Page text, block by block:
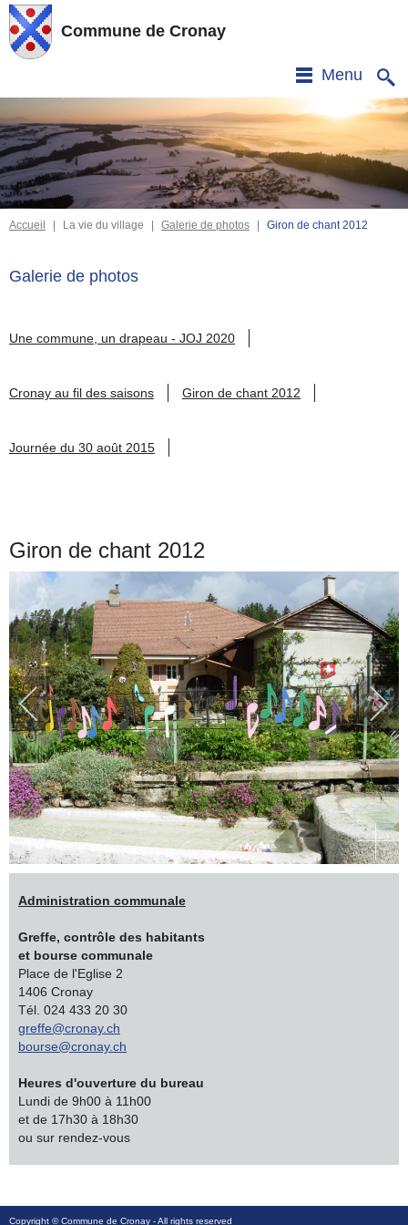
Commune de Cronay
Menu
Accueil | La vie du village | Galerie de photos | Giron de chant 2012
Galerie de photos
Une commune, un drapeau - JOJ 2020
Cronay au fil des saisons Giron de chant 2012
Journée du 30 août 2015
Giron de chant 2012
Administration communale
Greffe, contrôle des habitants
et bourse communale
Place de l'Eglise 2
1406 Cronay
Tél. 024 433 20 30
greffe@cronay.ch
bourse@cronay.ch
Heures d'ouverture du bureau
Lundi de 9h00 à 11h00
et de 17h30 à 18h30
ou sur rendez-vous
Copyright ©Commune de Cronay - All rights reserved